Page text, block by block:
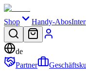
Shop Handy-Abos
de
Partner